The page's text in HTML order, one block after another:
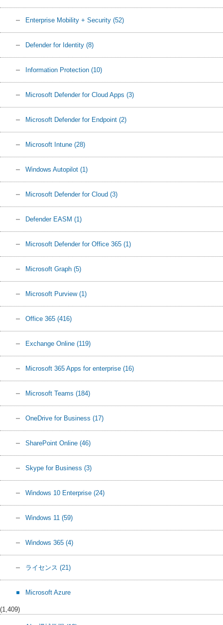
Enterprise Mobility + Security (52)
Defender for Identity (8)
Information Protection (10)
Microsoft Defender for Cloud Apps (3)
Microsoft Defender for Endpoint (2)
Microsoft Intune (28)
Windows Autopilot (1)
Microsoft Defender for Cloud (3)
Defender EASM (1)
Microsoft Defender for Office 365 (1)
Microsoft Graph (5)
Microsoft Purview (1)
Office 365 (416)
Exchange Online (119)
Microsoft 365 Apps for enterprise (16)
Microsoft Teams (184)
OneDrive for Business (17)
SharePoint Online (46)
Skype for Business (3)
Windows 10 Enterprise (24)
Windows 11 (59)
Windows 365 (4)
ライセンス (21)
Microsoft Azure
(1,409)